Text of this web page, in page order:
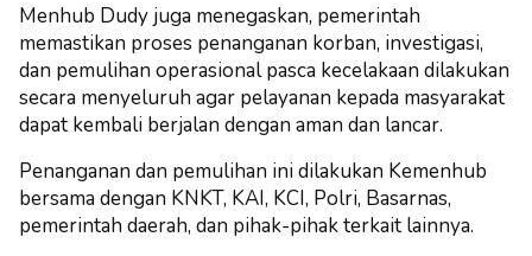
Menhub Dudy juga menegaskan, pemerintah
memastikan proses penanganan korban, investigasi,
dan pemulihan operasional pasca kecelakaan dilakukan
secara menyeluruh agar pelayanan kepada masyarakat
dapat kembali berjalan dengan aman dan lancar.
Penanganan dan pemulihan ini dilakukan Kemenhub
bersama dengan KNKT, KAI, KCI, Polri, Basarnas,
pemerintah daerah, dan pihak-pihak terkait lainnya.